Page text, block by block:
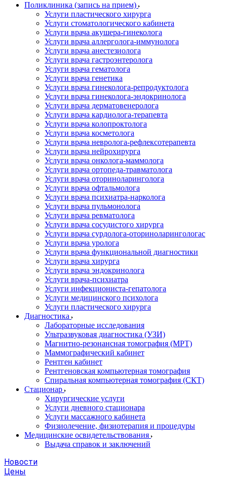
Поликлиника (запись на прием)
Услуги пластического хирурга
Услуги стоматологического кабинета
Услуги врача акушера-гинеколога
Услуги врача аллерголога-иммунолога
Услуги врача анестезиолога
Услуги врача гастроэнтеролога
Услуги врача гематолога
Услуги врача генетика
Услуги врача гинеколога-репродуктолога
Услуги врача гинеколога-эндокринолога
Услуги врача дерматовенеролога
Услуги врача кардиолога-терапевта
Услуги врача колопроктолога
Услуги врача косметолога
Услуги врача невролога-рефлексотерапевта
Услуги врача нейрохирурга
Услуги врача онколога-маммолога
Услуги врача ортопеда-травматолога
Услуги врача оториноларинголога
Услуги врача офтальмолога
Услуги врача психиатра-нарколога
Услуги врача пульмонолога
Услуги врача ревматолога
Услуги врача сосудистого хирурга
Услуги врача сурдолога-оториноларингологас
Услуги врача уролога
Услуги врача функциональной диагностики
Услуги врача хирурга
Услуги врача эндокринолога
Услуги врача-психиатра
Услуги инфекциониста-гепатолога
Услуги медицинского психолога
Услуги пластического хирурга
Диагностика
Лабораторные исследования
Ультразвуковая диагностика (УЗИ)
Магнитно-резонансная томография (МРТ)
Маммографический кабинет
Рентген кабинет
Рентгеновская компьютерная томография
Спиральная компьютерная томография (СКТ)
Стационар
Хирургические услуги
Услуги дневного стационара
Услуги массажного кабинета
Физиолечение, физиотерапия и процедуры
Медицинские освидетельствования
Выдача справок и заключений
Новости
Цены